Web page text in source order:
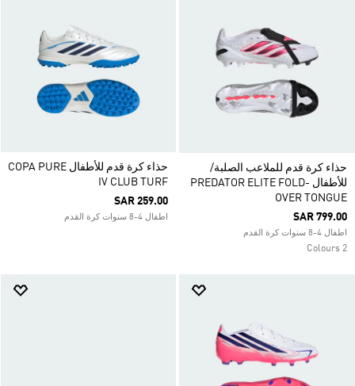
حذاء كرة قدم للملاعب الصلبة/
للأطفال PREDATOR ELITE FOLD-
OVER TONGUE
SAR 799.00
اطفال 4-8 سنوات كرة القدم
2 Colours
حذاء كرة قدم للأطفال COPA PURE
IV CLUB TURF
SAR 259.00
اطفال 4-8 سنوات كرة القدم